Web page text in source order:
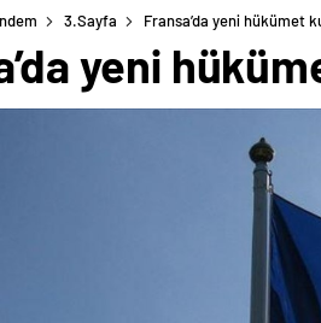
3.Sayfa Fransa’da yeni hükümet
yeni